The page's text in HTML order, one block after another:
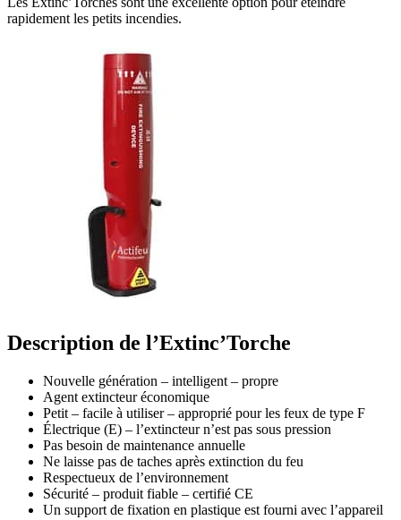
rapidement les petits incendies.
Description de l’Extinc’Torche
Nouvelle génération – intelligent – propre
Agent extincteur économique
Petit – facile à utiliser – approprié pour les feux de type F
Électrique (E) – l’extincteur n’est pas sous pression
Pas besoin de maintenance annuelle
Ne laisse pas de taches après extinction du feu
Respectueux de l’environnement
Sécurité – produit fiable – certifié CE
Un support de fixation en plastique est fourni avec l’appareil